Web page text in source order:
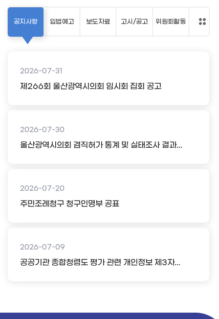
공지사항
2026-07-31
제266회 울산광역시의회 임시회 집회 공고
2026-07-30
울산광역시의회 겸직허가 통계 및 실태조사 결과...
2026-07-20
주민조례청구 청구인명부 공표
2026-07-09
공공기관 종합청렴도 평가 관련 개인정보 제3자...
입법예고 보도자료 고시/공고 위원회활동